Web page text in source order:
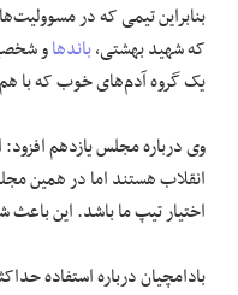
بنابراین تیمی که در
که شهید بهشتی،باندهاو
یک گروه آدم‌های خوب که با
وی درباره مجلس یازدهم
انقلاب هستند اما در همین
اختیار تیپ ما باشد. این
بادامچیان درباره استفاده